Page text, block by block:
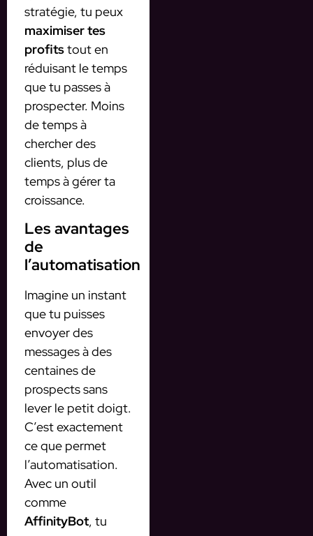
stratégie, tu peux
maximiser tes
profitstout en
réduisant le temps
que tu passes à
prospecter. Moins
de temps à
chercher des
clients, plus de
temps à gérer ta
croissance.
Les avantages
de
l’automatisation
Imagine un instant
que tu puisses
envoyer des
messages à des
centaines de
prospects sans
lever le petit doigt.
C’est exactement
ce que permet
l’automatisation.
Avec un outil
comme
AffinityBot, tu